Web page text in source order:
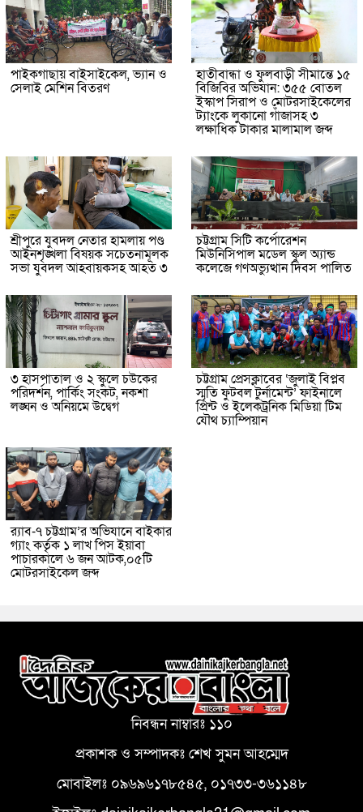
পাইকগাছায় বাইসাইকেল, ভ্যান ও
সেলাই মেশিন বিতরণ
হাতীবান্ধা ও ফুলবাড়ী সীমান্তে ১৫
বিজিবির অভিযান: ৩৫৫ বোতল
ইস্কাপ সিরাপ ও মোটরসাইকেলের
ট্যাংকে লুকানো গাঁজাসহ ৩
লক্ষাধিক টাকার মালামাল জব্দ
শ্রীপুরে যুবদল নেতার হামলায় পণ্ড
আইনশৃঙ্খলা বিষয়ক সচেতনামূলক
সভা যুবদল আহবায়কসহ আহত ৩
চট্টগ্রাম সিটি কর্পোরেশন
মিউনিসিপাল মডেল স্কুল অ্যান্ড
কলেজে গণঅভ্যুত্থান দিবস পালিত
৩ হাসপাতাল ও ২ স্কুলে চউকের
পরিদর্শন, পার্কিং সংকট, নকশা
লঙ্ঘন ও অনিয়মে উদ্বেগ
চট্টগ্রাম প্রেসক্লাবের ‘জুলাই বিপ্লব
স্মৃতি ফুটবল টুর্নামেন্ট’ ফাইনালে
প্রিন্ট ও ইলেকট্রনিক মিডিয়া টিম
যৌথ চ্যাম্পিয়ান
র‌্যাব-৭ চট্টগ্রাম’র অভিযানে বাইকার
গ্যাং কর্তৃক ১ লাখ পিস ইয়াবা
পাচারকালে ৬ জন আটক,০৫টি
মোটরসাইকেল জব্দ
নিবন্ধন নাম্বারঃ ১১০
প্রকাশক ও সম্পাদকঃ শেখ সুমন আহম্মেদ
মোবাইলঃ ০৯৬৯৬১৭৮৫৪৫, ০১৭৩৩-৩৬১১৪৮